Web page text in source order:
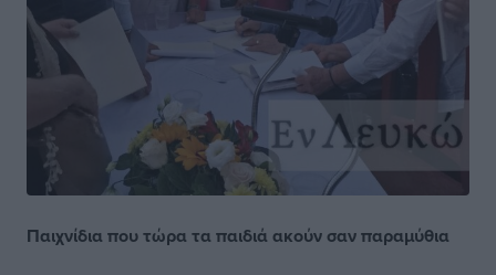
Παιχνίδια που τώρα τα παιδιά ακούν σαν παραμύθια